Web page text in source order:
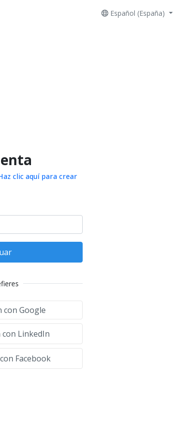
Español (España)
clic aquí para crear
con Google
LinkedIn
Facebook